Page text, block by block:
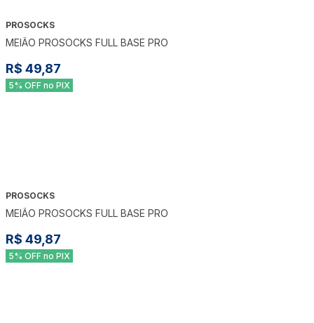
PROSOCKS
MEIÃO PROSOCKS FULL BASE PRO
R$ 49,87
5% OFF no PIX
PROSOCKS
MEIÃO PROSOCKS FULL BASE PRO
R$ 49,87
5% OFF no PIX